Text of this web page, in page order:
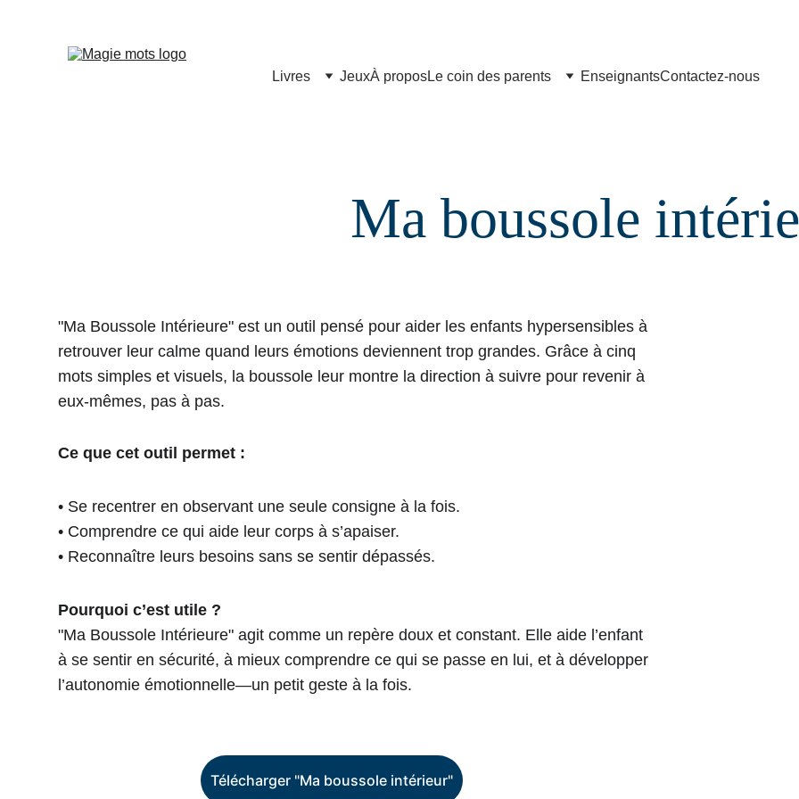
Livres JeuxÀ proposLe coin des parents EnseignantsContactez-nous
Ma boussole
"Ma Boussole Intérieure" est un outil pensé pour aider les enfants hypersensibles à
retrouver leur calme quand leurs émotions deviennent trop grandes. Grâce à cinq
mots simples et visuels, la boussole leur montre la direction à suivre pour revenir à
eux-mêmes, pas à pas.
Ce que cet outil permet :
• Se recentrer en observant une seule consigne à la fois.
• Comprendre ce qui aide leur corps à s’apaiser.
• Reconnaître leurs besoins sans se sentir dépassés.
Pourquoi c’est utile ?
"Ma Boussole Intérieure" agit comme un repère doux et constant. Elle aide l’enfant
à se sentir en sécurité, à mieux comprendre ce qui se passe en lui, et à développer
l’autonomie émotionnelle—un petit geste à la fois.
Télécharger "Ma boussole intérieur"